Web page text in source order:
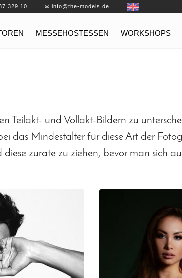
329 10 ✉ info@the-models.de
MESSEHOSTESSEN WORKSHOPS
Teilakt- und Vollakt-Bildern zu
das Mindestalter für diese Art der
zurate zu ziehen, bevor man sich